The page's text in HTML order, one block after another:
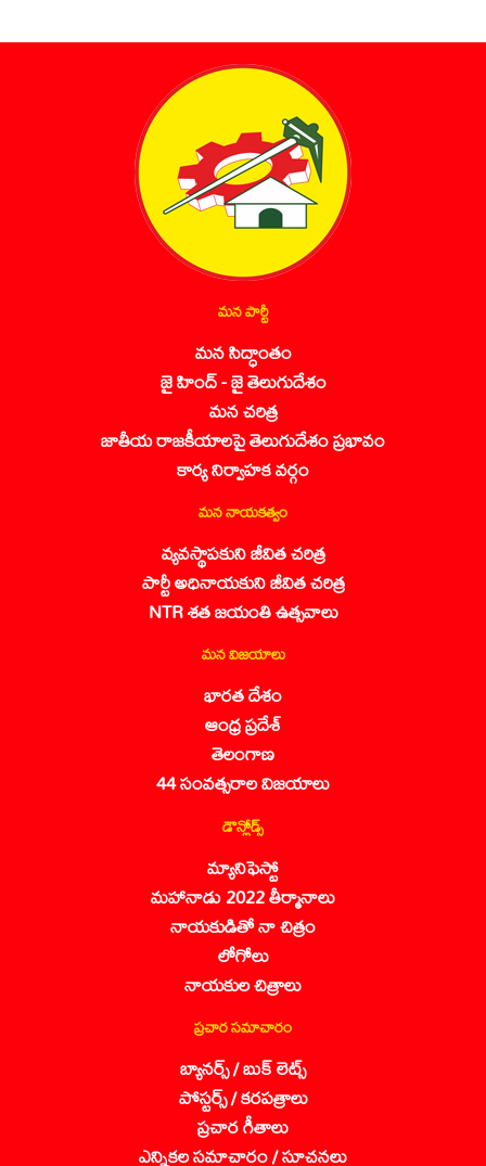
మన పార్టీ
మన సిద్ధాంతం
జై హింద్ - జై తెలుగుదేశం
మన చరిత్ర
జాతీయ రాజకీయాలపై తెలుగుదేశం ప్రభావం
కార్య నిర్వాహక వర్గం
మన నాయకత్వం
వ్యవస్థాపకుని జీవిత చరిత్ర
పార్టీ అధినాయకుని జీవిత చరిత్ర
NTR శత జయంతి ఉత్సవాలు
మన విజయాలు
భారత దేశం
ఆంధ్ర ప్రదేశ్
తెలంగాణ
44 సంవత్సరాల విజయాలు
డౌన్లోడ్స్
మ్యానిఫెస్టో
మహానాడు 2022 తీర్మానాలు
నాయకుడితో నా చిత్రం
లోగోలు
నాయకుల చిత్రాలు
ప్రచార సమాచారం
బ్యానర్స్ / బుక్ లెట్స్
పోస్టర్స్ / కరపత్రాలు
ప్రచార గీతాలు
ఎన్నికల సమాచారం / సూచనలు